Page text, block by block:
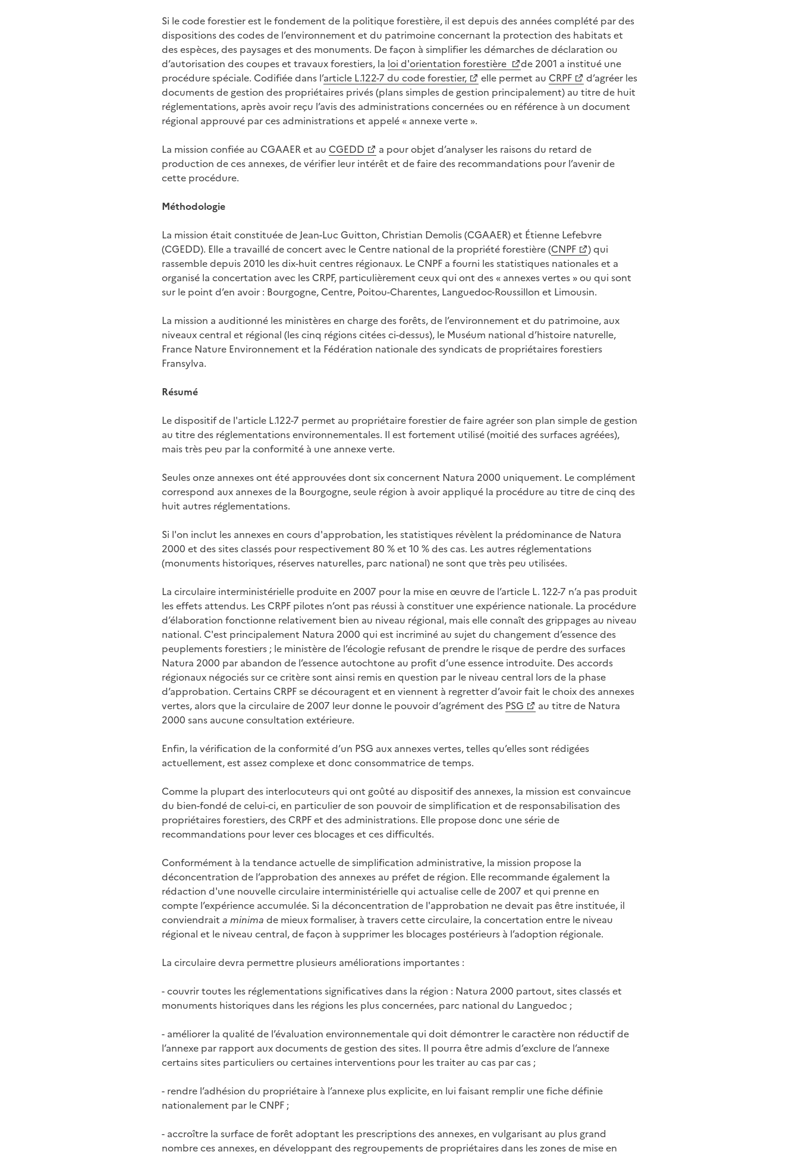
Si le code forestier est le fondement de la politique forestière, il est depuis des années complété par des
dispositions des codes de l’environnement et du patrimoine concernant la protection des habitats et
des espèces, des paysages et des monuments. De façon à simplifier les démarches de déclaration ou
d’autorisation des coupes et travaux forestiers, la loi d'orientation forestière
de 2001 a institué une
procédure spéciale. Codifiée dans l’article L.122-7 du code forestier, elle permet au CRPF
d’agréer les
documents de gestion des propriétaires privés (plans simples de gestion principalement) au titre de huit
réglementations, après avoir reçu l’avis des administrations concernées ou en référence à un document
régional approuvé par ces administrations et appelé « annexe verte ».
La mission confiée au CGAAER et au CGEDD
a pour objet d’analyser les raisons du retard de
production de ces annexes, de vérifier leur intérêt et de faire des recommandations pour l’avenir de
cette procédure.
Méthodologie
La mission était constituée de Jean-Luc Guitton, Christian Demolis (CGAAER) et Étienne Lefebvre
(CGEDD). Elle a travaillé de concert avec le Centre national de la propriété forestière (CNPF
) qui
rassemble depuis 2010 les dix-huit centres régionaux. Le CNPF a fourni les statistiques nationales et a
organisé la concertation avec les CRPF, particulièrement ceux qui ont des « annexes vertes » ou qui sont
sur le point d’en avoir : Bourgogne, Centre, Poitou-Charentes, Languedoc-Roussillon et Limousin.
La mission a auditionné les ministères en charge des forêts, de l’environnement et du patrimoine, aux
niveaux central et régional (les cinq régions citées ci-dessus), le Muséum national d’histoire naturelle,
France Nature Environnement et la Fédération nationale des syndicats de propriétaires forestiers
Fransylva.
Résumé
Le dispositif de l'article L.122-7 permet au propriétaire forestier de faire agréer son plan simple de gestion
au titre des réglementations environnementales. Il est fortement utilisé (moitié des surfaces agréées),
mais très peu par la conformité à une annexe verte.
Seules onze annexes ont été approuvées dont six concernent Natura 2000 uniquement. Le complément
correspond aux annexes de la Bourgogne, seule région à avoir appliqué la procédure au titre de cinq des
huit autres réglementations.
Si l'on inclut les annexes en cours d'approbation, les statistiques révèlent la prédominance de Natura
2000 et des sites classés pour respectivement 80 % et 10 % des cas. Les autres réglementations
(monuments historiques, réserves naturelles, parc national) ne sont que très peu utilisées.
La circulaire interministérielle produite en 2007 pour la mise en œuvre de l’article L. 122-7 n’a pas produit
les effets attendus. Les CRPF pilotes n’ont pas réussi à constituer une expérience nationale. La procédure
d’élaboration fonctionne relativement bien au niveau régional, mais elle connaît des grippages au niveau
national. C'est principalement Natura 2000 qui est incriminé au sujet du changement d’essence des
peuplements forestiers ; le ministère de l’écologie refusant de prendre le risque de perdre des surfaces
Natura 2000 par abandon de l’essence autochtone au profit d’une essence introduite. Des accords
régionaux négociés sur ce critère sont ainsi remis en question par le niveau central lors de la phase
d’approbation. Certains CRPF se découragent et en viennent à regretter d’avoir fait le choix des annexes
vertes, alors que la circulaire de 2007 leur donne le pouvoir d’agrément des PSG
au titre de Natura
2000 sans aucune consultation extérieure.
Enfin, la vérification de la conformité d’un PSG aux annexes vertes, telles qu’elles sont rédigées
actuellement, est assez complexe et donc consommatrice de temps.
Comme la plupart des interlocuteurs qui ont goûté au dispositif des annexes, la mission est convaincue
du bien-fondé de celui-ci, en particulier de son pouvoir de simplification et de responsabilisation des
propriétaires forestiers, des CRPF et des administrations. Elle propose donc une série de
recommandations pour lever ces blocages et ces difficultés.
Conformément à la tendance actuelle de simplification administrative, la mission propose la
déconcentration de l’approbation des annexes au préfet de région. Elle recommande également la
rédaction d'une nouvelle circulaire interministérielle qui actualise celle de 2007 et qui prenne en
compte l’expérience accumulée. Si la déconcentration de l'approbation ne devait pas être instituée, il
conviendrait a minima de mieux formaliser, à travers cette circulaire, la concertation entre le niveau
régional et le niveau central, de façon à supprimer les blocages postérieurs à l’adoption régionale.
La circulaire devra permettre plusieurs améliorations importantes :
- couvrir toutes les réglementations significatives dans la région : Natura 2000 partout, sites classés et
monuments historiques dans les régions les plus concernées, parc national du Languedoc ;
- améliorer la qualité de l’évaluation environnementale qui doit démontrer le caractère non réductif de
l’annexe par rapport aux documents de gestion des sites. Il pourra être admis d’exclure de l’annexe
certains sites particuliers ou certaines interventions pour les traiter au cas par cas ;
- rendre l’adhésion du propriétaire à l’annexe plus explicite, en lui faisant remplir une fiche définie
nationalement par le CNPF ;
- accroître la surface de forêt adoptant les prescriptions des annexes, en vulgarisant au plus grand
nombre ces annexes, en développant des regroupements de propriétaires dans les zones de mise en